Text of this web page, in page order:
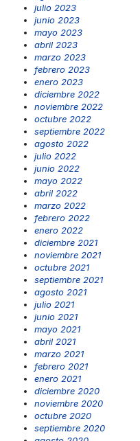
julio 2023
junio 2023
mayo 2023
abril 2023
marzo 2023
febrero 2023
enero 2023
diciembre 2022
noviembre 2022
octubre 2022
septiembre 2022
agosto 2022
julio 2022
junio 2022
mayo 2022
abril 2022
marzo 2022
febrero 2022
enero 2022
diciembre 2021
noviembre 2021
octubre 2021
septiembre 2021
agosto 2021
julio 2021
junio 2021
mayo 2021
abril 2021
marzo 2021
febrero 2021
enero 2021
diciembre 2020
noviembre 2020
octubre 2020
septiembre 2020